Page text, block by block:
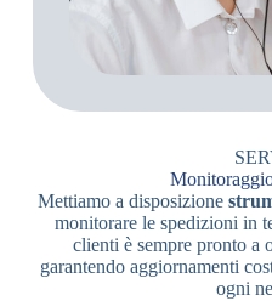
Mettiamo a disposizione
monitorare le spedizioni in
clienti è sempre pronto a
garantendo aggiornamenti
ogni